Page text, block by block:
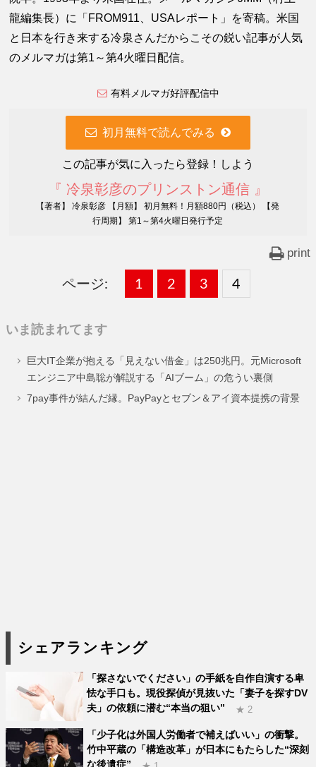
龍編集長）に「FROM911、USAレポート」を寄稿。米国
と日本を行き来する冷泉さんだからこその鋭い記事が人気
のメルマガは第1～第4火曜日配信。
有料メルマガ好評配信中
初月無料で読んでみる
この記事が気に入ったら登録！しよう
『 冷泉彰彦のプリンストン通信 』
【著者】 冷泉彰彦 【月額】 初月無料！月額880円（税込） 【発
行周期】 第1～第4火曜日発行予定
print
ページ:
固
ー
ジ
1 ,
固
ー
ジ
2 ,
固
ー
ジ
3 ,
固
ー
ジ
4
いま読まれてます
巨大IT企業が抱える「見えない借金」は250兆円。元Microsoft
エンジニア中島聡が解説する「AIブーム」の危うい裏側
7pay事件が結んだ縁。PayPayとセブン＆アイ資本提携の背景
シェアランキング
「探さないでください」の手紙を自作自演する卑
怯な手口も。現役探偵が見抜いた「妻子を探すDV
夫」の依頼に潜む“本当の狙い”
★ 2
「少子化は外国人労働者で補えばいい」の衝撃。
竹中平蔵の「構造改革」が日本にもたらした“深刻
な後遺症”